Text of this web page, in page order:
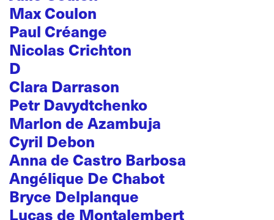
Max Coulon
Paul Créange
Nicolas Crichton
D
Clara Darrason
Petr Davydtchenko
Marlon de Azambuja
Cyril Debon
Anna de Castro Barbosa
Angélique De Chabot
Bryce Delplanque
Lucas de Montalembert